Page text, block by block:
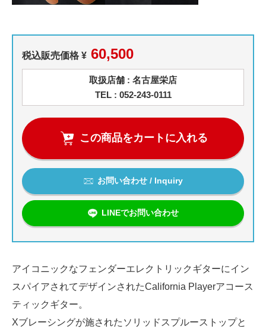
税込販売価格 ¥ 60,500
取扱店舗 : 名古屋栄店
TEL : 052-243-0111
この商品をカートに入れる
お問い合わせ / Inquiry
LINEでお問い合わせ
アイコニックなフェンダーエレクトリックギターにイン
スパイアされてデザインされたCalifornia Playerアコース
ティックギター。
Xブレーシングが施されたソリッドスプルーストップと